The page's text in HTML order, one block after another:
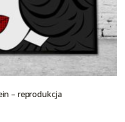
– reprodukcja